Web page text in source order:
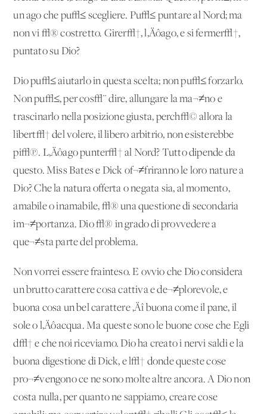
un ago che pu√≤ scegliere. Pu√≤ puntare al Nord; ma
non vi √® costretto. Girer√†, l‚Äôago, e si fermer√†,
puntato su Dio?
Dio pu√≤ aiutarlo in questa scelta; non pu√≤ forzarlo.
Non pu√≤, per cos√¨ dire, allungare la ma¬≠no e
trascinarlo nella posizione giusta, perch√© allora la
libert√† del volere, il libero arbitrio, non esisterebbe
pi√π. L‚Äôago punter√† al Nord? Tutto dipende da
questo. Miss Bates e Dick of¬≠friranno le loro nature a
Dio? Che la natura offerta o negata sia, al momento,
amabile o inamabile, √® una questione di secondaria
im¬≠portanza. Dio √® in grado di provvedere a
que¬≠sta parte del problema.
Non vorrei essere frainteso. E ovvio che Dio considera
un brutto carattere cosa cattiva e de¬≠plorevole, e
buona cosa un bel carattere ‚Äî buona come il pane, il
sole o l‚Äôacqua. Ma queste sono le buone cose che Egli
d√† e che noi riceviamo. Dio ha creato i nervi saldi e la
buona digestione di Dick, e l√† donde queste cose
pro¬≠vengono ce ne sono molte altre ancora. A Dio non
costa nulla, per quanto ne sappiamo, creare cose